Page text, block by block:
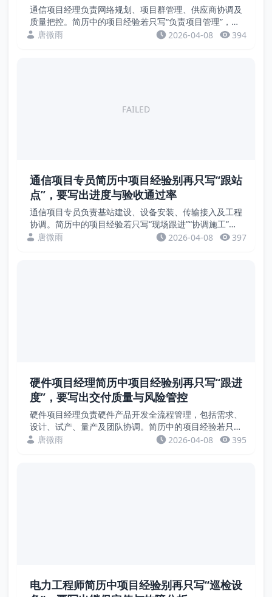
通信项目经理负责网络规划、项目群管理、供应商协调及
质量把控。简历中的项目经验若只写“负责项目管理”，缺
乏量化成果。招聘方关注的是网络覆盖率、KPI指标、项
唐微雨 2026-04-08 394
FAILED
通信项目专员简历中项目经验别再只写“跟站
点”，要写出进度与验收通过率
通信项目专员负责基站建设、设备安装、传输接入及工程
协调。简历中的项目经验若只写“现场跟进”“协调施工”，
缺乏量化成果。招聘方关注的是建设进度、验收通过率、
唐微雨 2026-04-08 397
硬件项目经理简历中项目经验别再只写“跟进
度”，要写出交付质量与风险管控
硬件项目经理负责硬件产品开发全流程管理，包括需求、
设计、试产、量产及团队协调。简历中的项目经验若只
写“跟进项目进度”，缺乏量化成果。招聘方关注的是项目
唐微雨 2026-04-08 395
电力工程师简历中项目经验别再只写“巡检设